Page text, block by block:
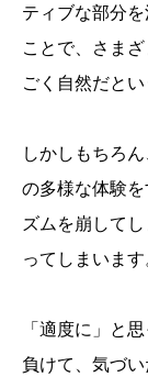
ティブな部分
ことで、さま
ごく自然だとい
しかしもちろ
の多様な体験
ズムを崩して
ってしまいます
「適度に」と
負けて、気づ